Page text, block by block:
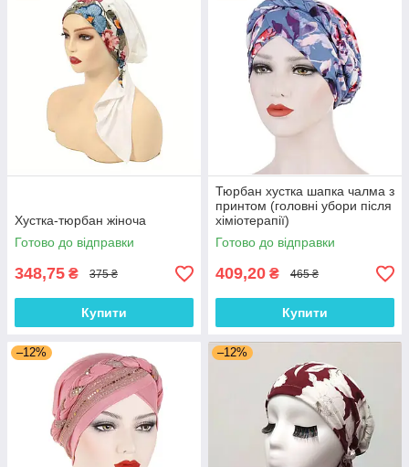
Хустка-тюрбан жіноча
Готово до відправки
348,75 ₴ 375 ₴
Купити
Тюрбан хустка шапка чалма з
принтом (головні убори після
хіміотерапії)
Готово до відправки
409,20 ₴ 465 ₴
Купити
–12% –12%